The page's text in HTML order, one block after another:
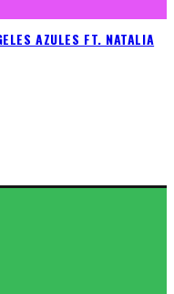
AZULES FT. NATALIA